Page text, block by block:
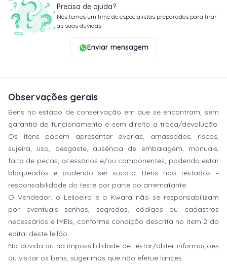
Precisa de ajuda?
Nós temos um time de especialistas preparados para tirar
as suas dúvidas.
Enviar mensagem
Observações gerais
Bens no estado de conservação em que se encontram, sem
garantia de funcionamento e sem direito a troca/devolução.
Os itens podem apresentar avarias, amassados, riscos,
sujeira, uso, desgaste, ausência de embalagem, manuais,
falta de peças, acessórios e/ou componentes, podendo estar
bloqueados e podendo ser sucata. Bens não testados –
responsabilidade do teste por parte do arrematante.
O Vendedor, o Leiloeiro e a Kwara não se responsabilizam
por eventuais senhas, segredos, códigos ou cadastros
necessários e IMEIs, conforme condição descrita no item 2 do
edital deste leilão.
Na dúvida ou na impossibilidade de testar/obter informações
ou visitar os bens, sugerimos que não efetue lances.